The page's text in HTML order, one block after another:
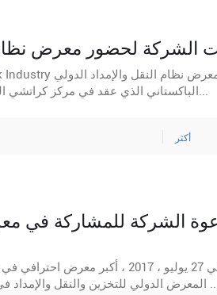
الشركة لحضور معرض نظام
الباكستاني الذي عقد في مركز كراتشي الدولي للمؤتمرات والمعارض ، باكستان. يعد المعرض الذ...
أكثر
الشركة للمشاركة في
في 27 يوليو ، 2017 ، أكبر
، الذي عقد في نيودلهي ، يركز على عرض أحدث ...